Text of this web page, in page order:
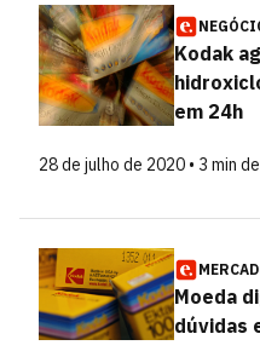
Kodak
em 24h
28 de julho de 2020 • 3 min
Moeda
dúvidas